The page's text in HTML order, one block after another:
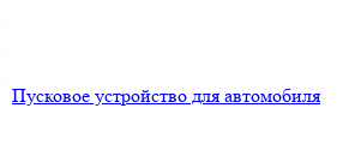
Пусковое устройство для автомобиля